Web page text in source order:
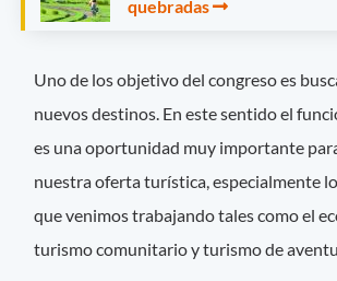
quebradas
Uno de los objetivo del congreso es
nuevos destinos. En este sentido el
es una oportunidad muy importante
nuestra oferta turística, especialmente
que venimos trabajando tales como el
turismo comunitario y turismo de